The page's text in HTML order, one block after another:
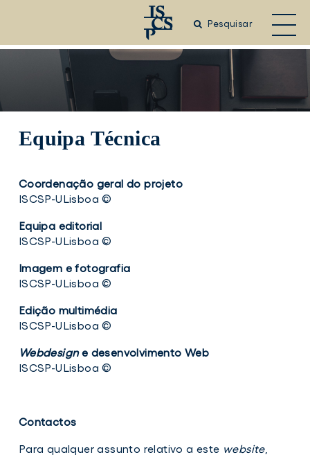
conteúdo
Pesquisar
Equipa Técnica
Coordenação geral do projeto
ISCSP-ULisboa ©
Equipa editorial
ISCSP-ULisboa ©
Imagem e fotografia
ISCSP-ULisboa ©
Edição multimédia
ISCSP-ULisboa ©
Webdesigne desenvolvimento Web
ISCSP-ULisboa ©
Contactos
Para qualquer assunto relativo a este website,